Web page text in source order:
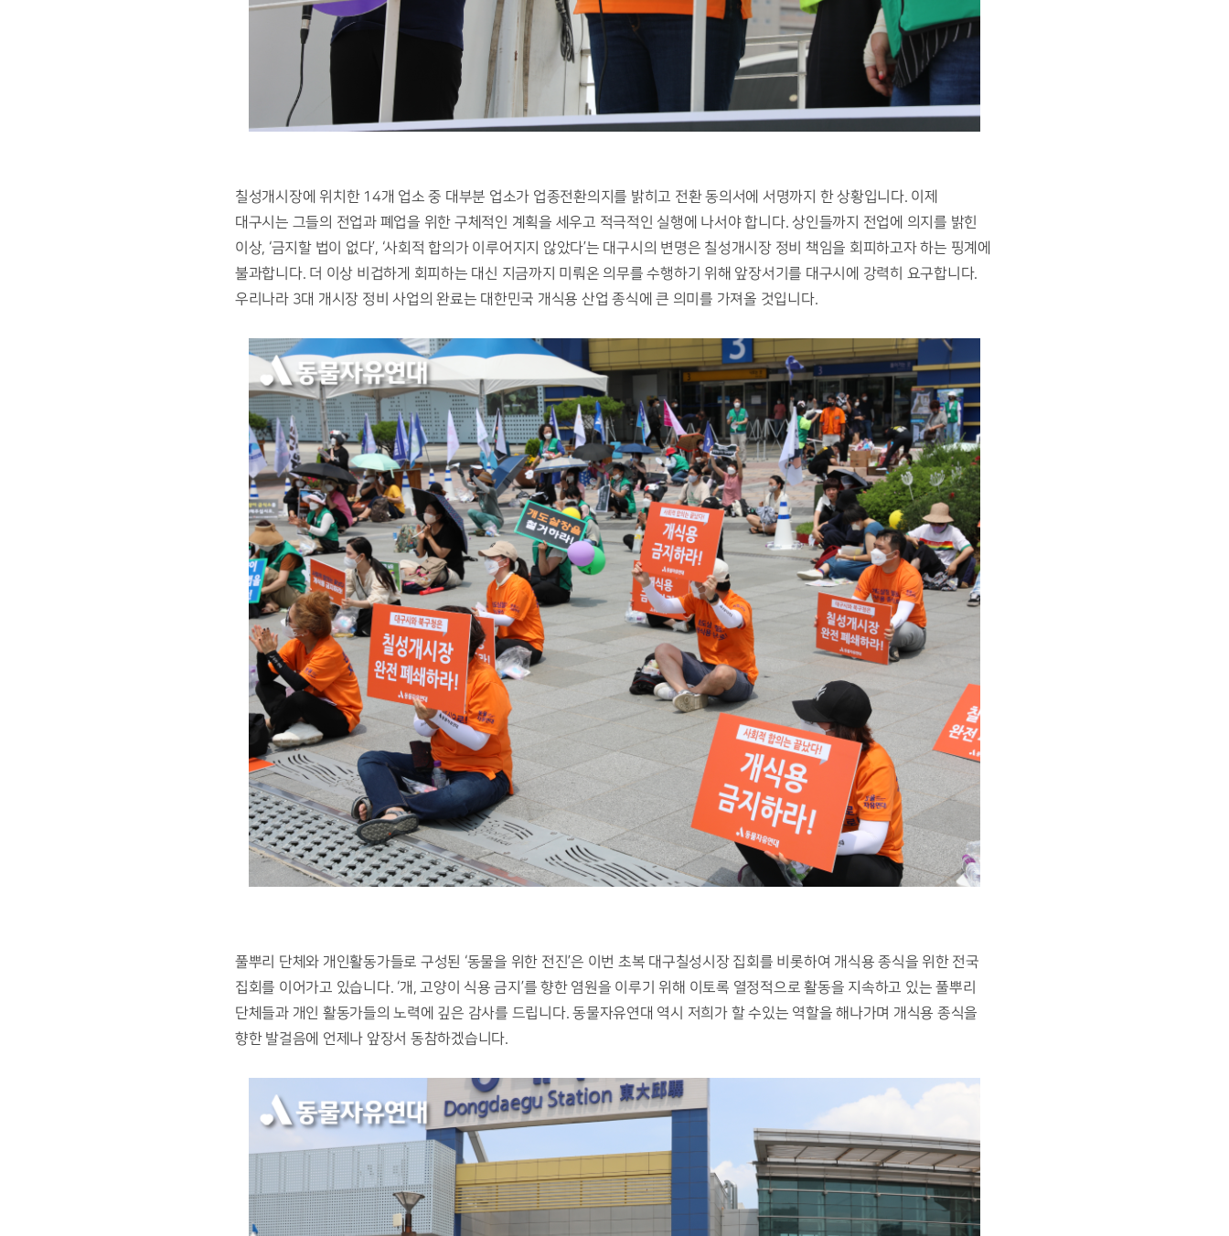
칠성개시장에 위치한 14개 업소 중 대부분 업소가 업종전환의지를 밝히고 전환 동의서에 서명까지 한 상황입니다. 이제
대구시는 그들의 전업과 폐업을 위한 구체적인 계획을 세우고 적극적인 실행에 나서야 합니다. 상인들까지 전업에 의지를 밝힌
이상, ‘금지할 법이 없다’, ‘사회적 합의가 이루어지지 않았다’는 대구시의 변명은 칠성개시장 정비 책임을 회피하고자 하는 핑계에
불과합니다. 더 이상 비겁하게 회피하는 대신 지금까지 미뤄온 의무를 수행하기 위해 앞장서기를 대구시에 강력히 요구합니다.
우리나라 3대 개시장 정비 사업의 완료는 대한민국 개식용 산업 종식에 큰 의미를 가져올 것입니다.
풀뿌리 단체와 개인활동가들로 구성된 ‘동물을 위한 전진’은 이번 초복 대구칠성시장 집회를 비롯하여 개식용 종식을 위한 전국
집회를 이어가고 있습니다. ‘개, 고양이 식용 금지’를 향한 염원을 이루기 위해 이토록 열정적으로 활동을 지속하고 있는 풀뿌리
단체들과 개인 활동가들의 노력에 깊은 감사를 드립니다. 동물자유연대 역시 저희가 할 수있는 역할을 해나가며 개식용 종식을
향한 발걸음에 언제나 앞장서 동참하겠습니다.